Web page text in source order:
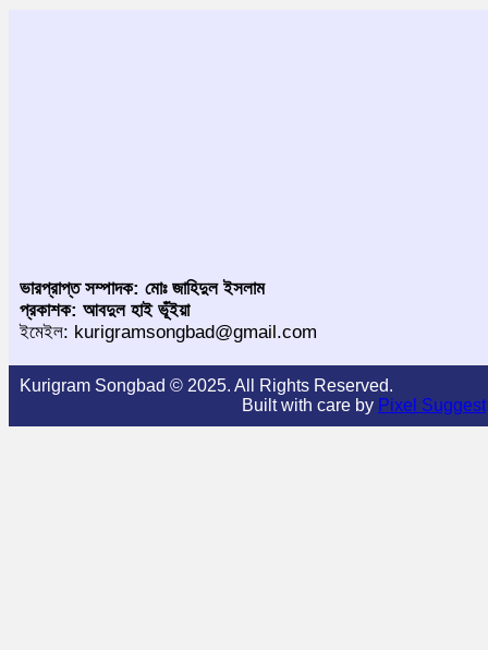
ভারপ্রাপ্ত সম্পাদক: মোঃ জাহিদুল ইসলাম
প্রকাশক: আবদুল হাই ভূঁইয়া
ইমেইল: kurigramsongbad@gmail.com
Kurigram Songbad © 2025. All Rights Reserved.
Built with care by Pixel Suggest